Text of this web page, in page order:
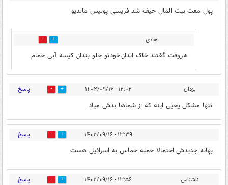
پول مفت بیت المال حیف شد فریسی پولیس مالدیو
هادی 1
هروقت گفتند خاک انداز.خودتو جلو بنداز, کیسه آبی حمام
یزدان ۱۲:۰۲ - ۱۴۰۲/۰۹/۱۶ 2 پاسخ
تنها مشکل یحیی اینه که از شماها بدش میاد
۱۳:۳۹ - ۱۴۰۲/۰۹/۱۶ 6 پاسخ
بهانه جدیدش احتمالا حمله حماس به اسرائیل هست
ناشناس ۱۳:۵۶ - ۱۴۰۲/۰۹/۱۶ 2 پاسخ